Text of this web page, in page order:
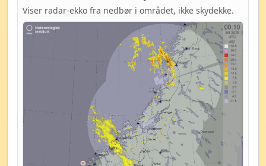
Viser radar-ekko fra nedbør i området, ikke skydekke.